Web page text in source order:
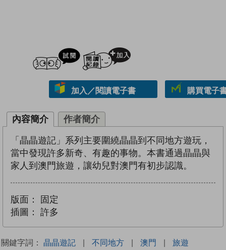
試閲
加入／閱讀電子書 購買電子
內容簡介 作者簡介
「晶晶遊記」系列主要圍繞晶晶到不同地方遊玩，
當中發現許多新奇、有趣的事物。本書通過晶晶與
家人到澳門旅遊，讓幼兒對澳門有初步認識。
版面：
固定
插圖：
許多
關鍵字詞： 晶晶遊記 | 不同地方 | 澳門 | 旅遊